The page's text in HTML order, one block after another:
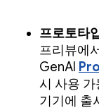
프로토타
프리뷰에
GenAI
시 사용
기기에 출